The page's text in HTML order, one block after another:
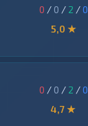
0 / 0 / 2 /0
5,0 ★
0 / 0 / 2 /0
4,7 ★